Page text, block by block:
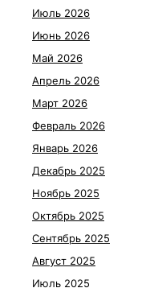
Июль 2026
Июнь 2026
Май 2026
Апрель 2026
Март 2026
Февраль 2026
Январь 2026
Декабрь 2025
Ноябрь 2025
Октябрь 2025
Сентябрь 2025
Август 2025
Июль 2025